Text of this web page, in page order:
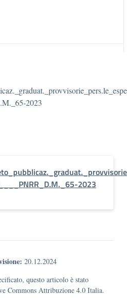
2023
2023
20.12.2024
questo articolo è stato
Commons Attribuzione 4.0 Italia.